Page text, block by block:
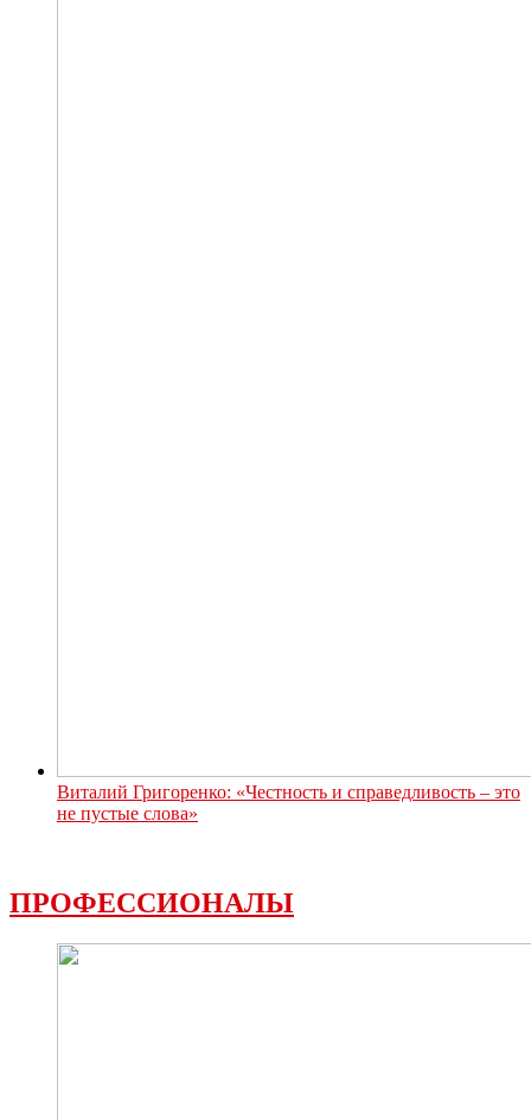
Виталий Григоренко: «Честность и справедливость – это
не пустые слова»
ПРОФЕССИОНАЛЫ